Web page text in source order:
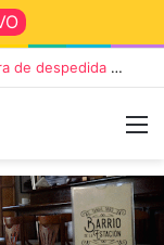
Die Toten Hosen llega a Tandil en su gira de despedida «Fútbol, Asado, Vino y Adiós Amigos»